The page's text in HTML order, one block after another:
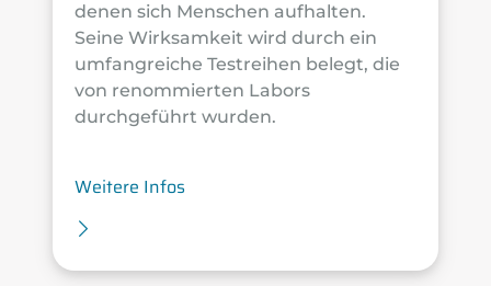
denen sich Menschen aufhalten.
Seine Wirksamkeit wird durch ein
umfangreiche Testreihen belegt, die
von renommierten Labors
durchgeführt wurden.
Weitere Infos